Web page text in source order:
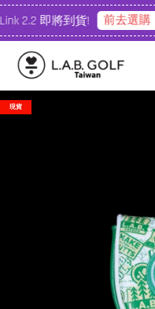
2.2 即將到貨! 前去選購
現貨